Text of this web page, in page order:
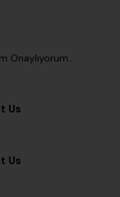
Onaylıyorum..
Us
Us